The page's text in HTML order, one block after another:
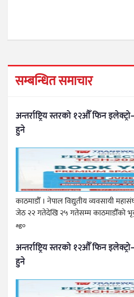
सम्बन्धित समाचार
अन्तर्राष्ट्रिय स्तरको १२औँ फिन
हुने
काठमाडौँ । नेपाल विद्युतीय व्यवसायी
जेठ २२ गतेदेखि २५ गतेसम्म काठमाडौँको
ago
अन्तर्राष्ट्रिय स्तरको १२औँ फिन
हुने